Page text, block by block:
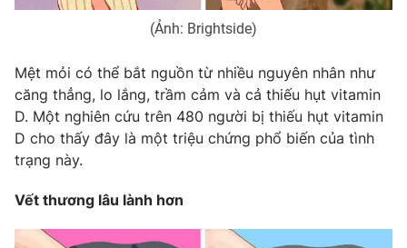
(Ảnh: Brightside)
Mệt mỏi có thể bắt nguồn từ nhiều nguyên nhân như
căng thẳng, lo lắng, trầm cảm và cả thiếu hụt vitamin
D. Một nghiên cứu trên 480 người bị thiếu hụt vitamin
D cho thấy đây là một triệu chứng phổ biến của tình
trạng này.
Vết thương lâu lành hơn